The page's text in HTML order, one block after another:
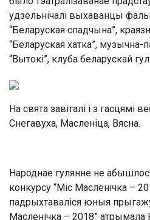
удзельнічалі выхаванцы
“Беларуская спадчына”,
“Беларуская хатка”, музычна-
“Вытокі”, клуба беларускай
На свята завіталі і з гасцямі
Снегавуха, Масленіца, Вясна.
Народнае гулянне не
конкурсу “Міс Масленічка –
падрыхтаваліся юныя
Масленічка – 2018” атрымала